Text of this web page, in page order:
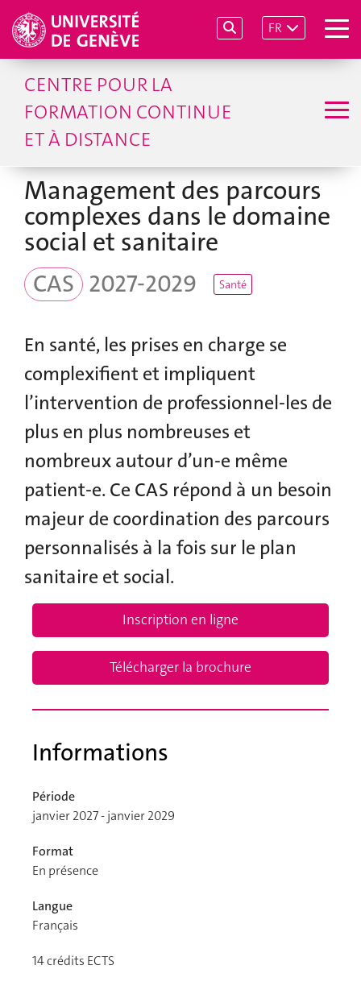
FR
CENTRE POUR LA
FORMATION CONTINUE
ET À DISTANCE
Management des parcours
complexes dans le domaine
social et sanitaire
CAS 2027-2029 Santé
En santé, les prises en charge se
complexifient et impliquent
l’intervention de professionnel-les de
plus en plus nombreuses et
nombreux autour d’un-e même
patient-e. Ce CAS répond à un besoin
majeur de coordination des parcours
personnalisés à la fois sur le plan
sanitaire et social.
Inscription en ligne
Télécharger la brochure
Informations
Période
janvier 2027 - janvier 2029
Format
En présence
Langue
Français
14crédits ECTS